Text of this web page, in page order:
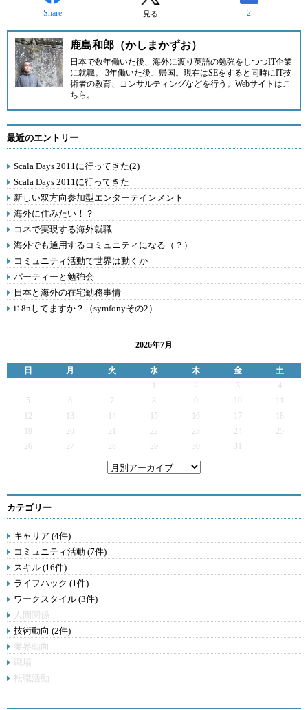
Share 見る 2
鹿島和郎（かしまかずお）
日本で数年働いた後、海外に渡り英語の勉強をしつつIT企業
に就職。 3年働いた後、帰国。現在はSEをすると同時にIT技
術者の教育、コンサルティングなどを行う。Webサイトはこ
ちら 。
最近のエントリー
Scala Days 2011に行ってきた(2)
Scala Days 2011に行ってきた
新しい双方向参加型エンターテインメント
海外に住みたい！？
コネで実現する海外就職
海外でも通用するコミュニティになる（？）
コミュニティ活動で世界は動くか
パーティーと勉強会
日本と海外の在宅勤務事情
i18nしてますか？（symfonyその2）
2026年7月
日 月 火 水 木 金
土
2 3
4
5
6 7 9
12
13 14 15 16 17
19
20 21 22 23 24
25
26
27 28 29 30 31
カテゴリー
キャリア (4件)
コミュニティ活動 (7件)
スキル (16件)
ライフハック (1件)
ワークスタイル (3件)
人間関係
技術動向 (2件)
業界動向
職場
転職活動